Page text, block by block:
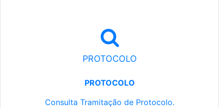
PROTOCOLO
PROTOCOLO
Consulta Tramitação de Protocolo.